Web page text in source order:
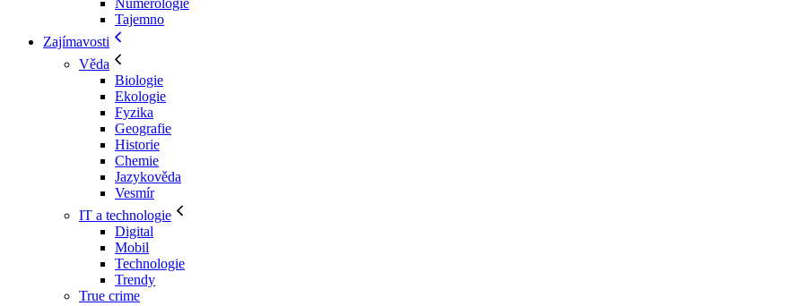
Numerologie
Tajemno
Zajímavosti
Věda
Biologie
Ekologie
Fyzika
Geografie
Historie
Chemie
Jazykověda
Vesmír
IT a technologie
Digital
Mobil
Technologie
Trendy
True crime